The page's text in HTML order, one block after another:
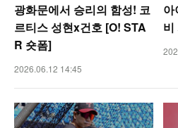
광화문에서 승리의 함성! 코
르티스 성현x건호 [O! STA
R 숏폼]
2026.06.12 14:45
아
비